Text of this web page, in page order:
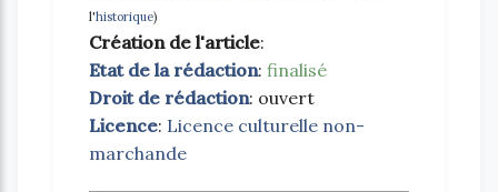
l'historique)
Création de l'article:
Etat de la rédaction: finalisé
Droit de rédaction: ouvert
Licence: Licence culturelle non-
marchande